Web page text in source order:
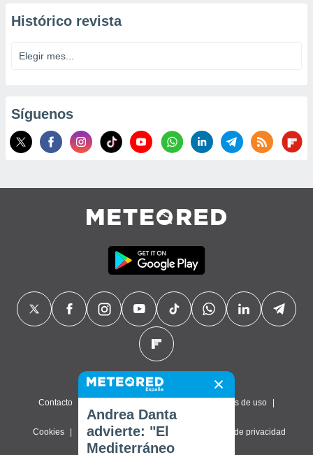
Histórico revista
Síguenos
Contacto Términos de uso
Cookies Política de privacidad Configuración de privacidad
Andrea Danta
advierte: "El
Mediterráneo